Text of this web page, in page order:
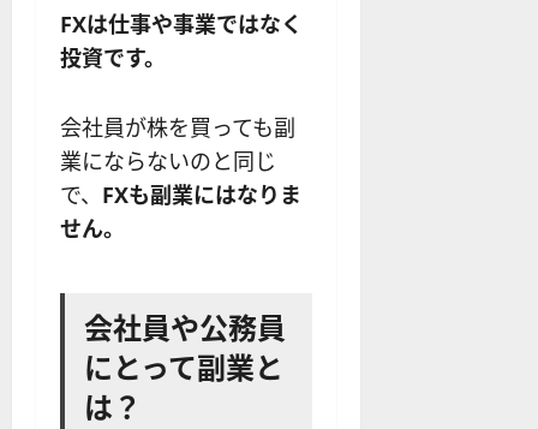
FXは仕事や事業ではなく
投資です。
会社員が株を買っても副
業にならないのと同じ
で、 FXも副業にはなりま
せん。
会社員や公務員
にとって副業と
は？